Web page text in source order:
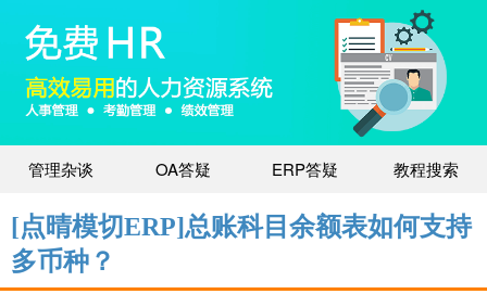
管理杂谈 OA答疑 ERP答疑 教程搜索
[点晴模切ERP]总账科目余额表如何支持
多币种？